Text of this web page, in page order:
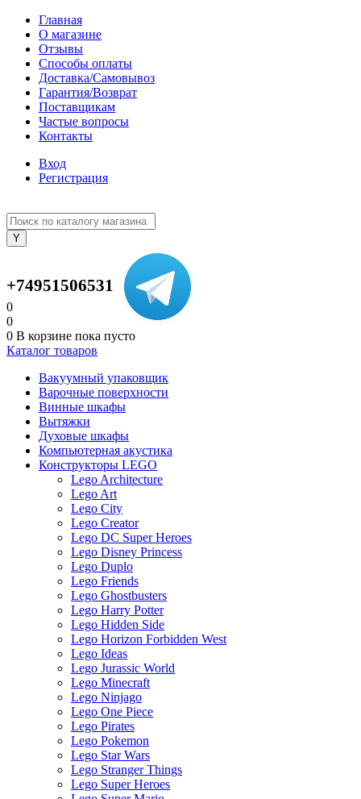
Главная
О магазине
Отзывы
Способы оплаты
Доставка/Самовывоз
Гарантия/Возврат
Поставщикам
Частые вопросы
Контакты
Вход
Регистрация
+74951506531
0
0
0 В корзине пока пусто
Каталог товаров
Вакуумный упаковщик
Варочные поверхности
Винные шкафы
Вытяжки
Духовые шкафы
Компьютерная акустика
Конструкторы LEGO
Lego Architecture
Lego Art
Lego City
Lego Creator
Lego DC Super Heroes
Lego Disney Princess
Lego Duplo
Lego Friends
Lego Ghostbusters
Lego Harry Potter
Lego Hidden Side
Lego Horizon Forbidden West
Lego Ideas
Lego Jurassic World
Lego Minecraft
Lego Ninjago
Lego One Piece
Lego Pirates
Lego Pokemon
Lego Star Wars
Lego Stranger Things
Lego Super Heroes